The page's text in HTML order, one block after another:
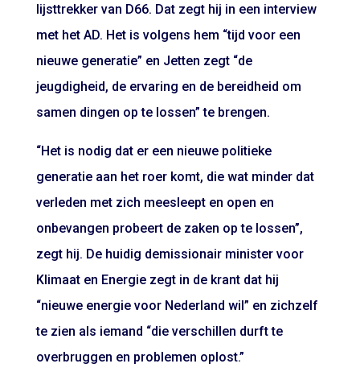
lijsttrekker van D66. Dat zegt hij in een interview
met het AD. Het is volgens hem “tijd voor een
nieuwe generatie” en Jetten zegt “de
jeugdigheid, de ervaring en de bereidheid om
samen dingen op te lossen” te brengen.
“Het is nodig dat er een nieuwe politieke
generatie aan het roer komt, die wat minder dat
verleden met zich meesleept en open en
onbevangen probeert de zaken op te lossen”,
zegt hij. De huidig demissionair minister voor
Klimaat en Energie zegt in de krant dat hij
“nieuwe energie voor Nederland wil” en zichzelf
te zien als iemand “die verschillen durft te
overbruggen en problemen oplost.”